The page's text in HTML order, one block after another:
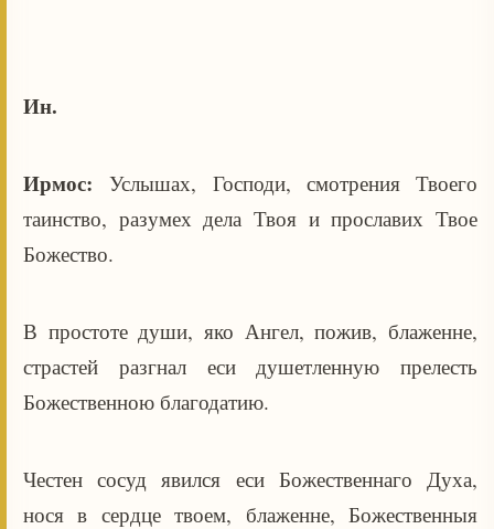
Ин.
Ирмос:Услышах, Господи, смотрения Твоего
таинство, разумех дела Твоя и прославих Твое
Божество.
В простоте души, яко Ангел, пожив, блаженне,
страстей разгнал еси душетленную прелесть
Божественною благодатию.
Честен сосуд явился еси Божественнаго Духа,
нося в сердце твоем, блаженне, Божественныя